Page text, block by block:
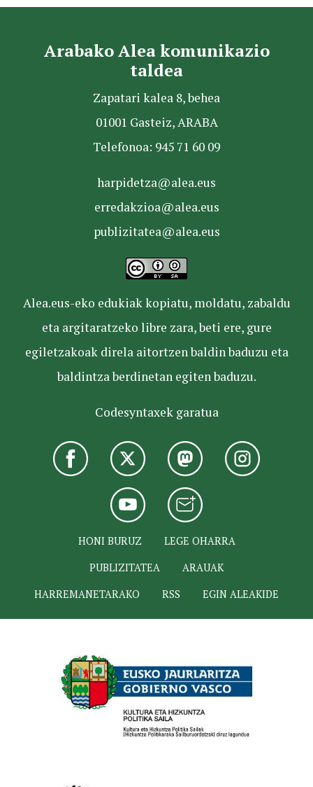
Arabako Alea komunikazio
taldea
Zapatari kalea 8, behea
01001 Gasteiz, ARABA
Telefonoa: 945 71 60 09
harpidetza@alea.eus
erredakzioa@alea.eus
publizitatea@alea.eus
Alea.eus-eko edukiak kopiatu, moldatu, zabaldu
eta argitaratzeko libre zara, beti ere, gure
egiletzakoak direla aitortzen baldin baduzu eta
baldintza berdinetan egiten baduzu.
Codesyntaxek garatua
HONI BURUZ
LEGE OHARRA
PUBLIZITATEA
ARAUAK
HARREMANETARAKO
RSS EGIN ALEAKIDE